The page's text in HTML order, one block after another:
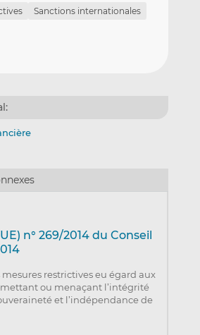
Sanctions internationales
n° 269/2014 du Conseil
restrictives eu égard aux
ou menaçant l’intégrité
et l’indépendance de